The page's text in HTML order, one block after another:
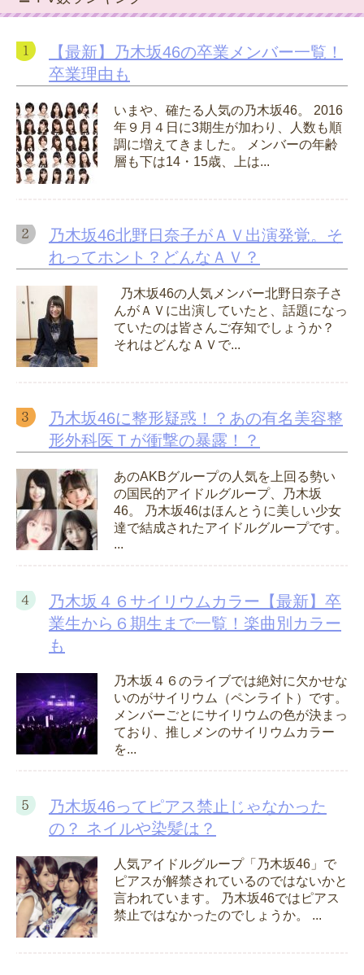
【最新】乃木坂46の卒業メンバー一覧！
卒業理由も
いまや、確たる人気の乃木坂46。 2016
年９月４日に3期生が加わり、人数も順
調に増えてきました。 メンバーの年齢
層も下は14・15歳、上は...
乃木坂46北野日奈子がＡＶ出演発覚。そ
れってホント？どんなＡＶ？
乃木坂46の人気メンバー北野日奈子さ
んがＡＶに出演していたと、話題になっ
ていたのは皆さんご存知でしょうか？
それはどんなＡＶで...
乃木坂46に整形疑惑！？あの有名美容整
形外科医Ｔが衝撃の暴露！？
あのAKBグループの人気を上回る勢い
の国民的アイドルグループ、乃木坂
46。 乃木坂46はほんとうに美しい少女
達で結成されたアイドルグループです。
...
乃木坂４６サイリウムカラー【最新】卒
業生から６期生まで一覧！楽曲別カラー
も
乃木坂４６のライブでは絶対に欠かせな
いのがサイリウム（ペンライト）です。
メンバーごとにサイリウムの色が決まっ
ており、推しメンのサイリウムカラー
を...
乃木坂46ってピアス禁止じゃなかった
の？ ネイルや染髪は？
人気アイドルグループ「乃木坂46」で
ピアスが解禁されているのではないかと
言われています。 乃木坂46ではピアス
禁止ではなかったのでしょうか。 ...